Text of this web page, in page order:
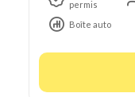
permis
Boîte auto